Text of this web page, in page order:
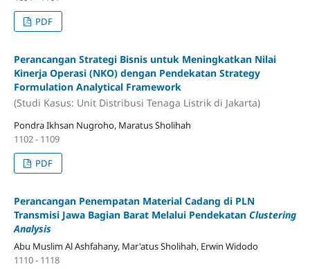
PDF
Perancangan Strategi Bisnis untuk Meningkatkan Nilai
Kinerja Operasi (NKO) dengan Pendekatan Strategy
Formulation Analytical Framework
(Studi Kasus: Unit Distribusi Tenaga Listrik di Jakarta)
Pondra Ikhsan Nugroho, Maratus Sholihah
1102 - 1109
PDF
Perancangan Penempatan Material Cadang di PLN
Transmisi Jawa Bagian Barat Melalui Pendekatan Clustering
Analysis
Abu Muslim Al Ashfahany, Mar'atus Sholihah, Erwin Widodo
1110 - 1118